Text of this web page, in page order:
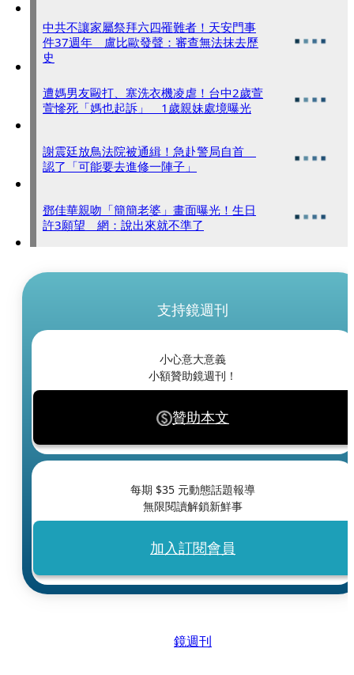
中共不讓家屬祭拜六四罹難者！天安門事
件37週年 盧比歐發聲：審查無法抹去歷
史
遭媽男友毆打、塞洗衣機凌虐！台中2歲萱
萱慘死「媽也起訴」 1歲親妹處境曝光
謝震廷放鳥法院被通緝！急赴警局自首
認了「可能要去進修一陣子」
鄧佳華親吻「簡簡老婆」畫面曝光！生日
許3願望 網：說出來就不準了
支持鏡週刊
小心意大意義
小額贊助鏡週刊！
贊助本文
每期 $35 元動態話題報導
無限閱讀解鎖新鮮事
加入訂閱會員
鏡週刊